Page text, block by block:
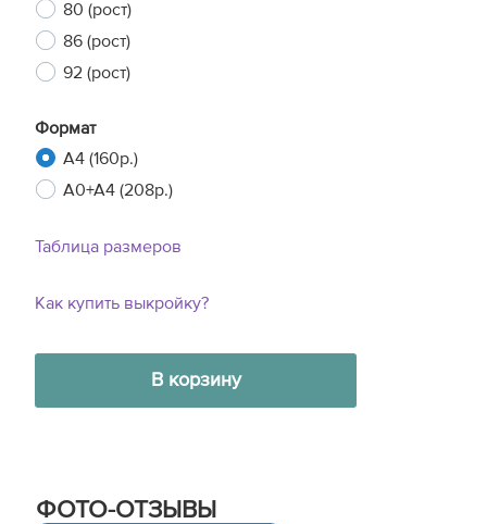
80 (рост)
86 (рост)
92 (рост)
Формат
A4 (160р.)
A0+A4 (208р.)
Таблица размеров
Как купить выкройку?
В корзину
ФОТО-ОТЗЫВЫ